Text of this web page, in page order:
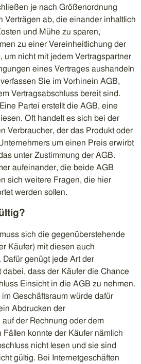
je nach Größenordnung
Verträgen ab, die einander inhaltlich
und Mühe zu sparen,
zu einer Vereinheitlichung der
um nicht mit jedem Vertragspartner
eines Vertrages aushandeln
Sie im Vorhinein AGB,
Vertragsabschluss bereit sind.
Partei erstellt die AGB, eine
Oft handelt es sich bei der
Verbraucher, der das Produkt oder
um einen Preis erwirbt
unter Zustimmung der AGB.
aufeinander, die beide AGB
sich weitere Fragen, die hier
werden sollen.
sich die gegenüberstehende
Käufer) mit diesen auch
genügt jede Art der
dass der Käufer die Chance
Einsicht in die AGB zu nehmen.
Geschäftsraum würde dafür
Abdrucken der
der Rechnung oder dem
Fällen konnte der Käufer nämlich
nicht lesen und sie sind
gültig. Bei Internetgeschäften